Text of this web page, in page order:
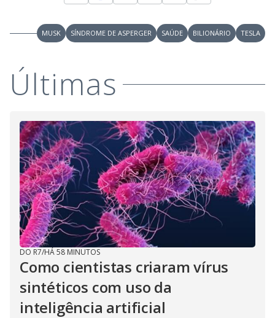
MUSK SÍNDROME DE ASPERGER SAÚDE BILIONÁRIO TESLA
Últimas
DO R7/HÁ 58 MINUTOS
Como cientistas criaram vírus
sintéticos com uso da
inteligência artificial